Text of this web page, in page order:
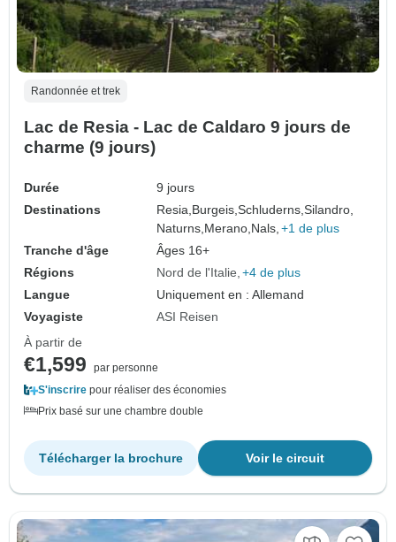
Randonnée et trek
Lac de Resia - Lac de Caldaro 9 jours de
charme (9 jours)
Durée
9 jours
Destinations
Resia, Burgeis,Schluderns,Silandro,
Naturns, Merano, Nals, +1 de plus
Tranche d'âge
Âges 16+
Régions
Nord de l'Italie +4 de plus
Langue
Uniquement en : Allemand
Voyagiste
ASI Reisen
À partir de
€1,599
par personne
S'inscrire pour réaliser des économies
Prix basé sur une chambre double
Voir le circuit
Télécharger la brochure